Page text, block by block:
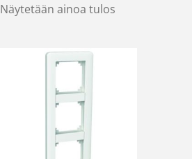
Näytetään ainoa tulos